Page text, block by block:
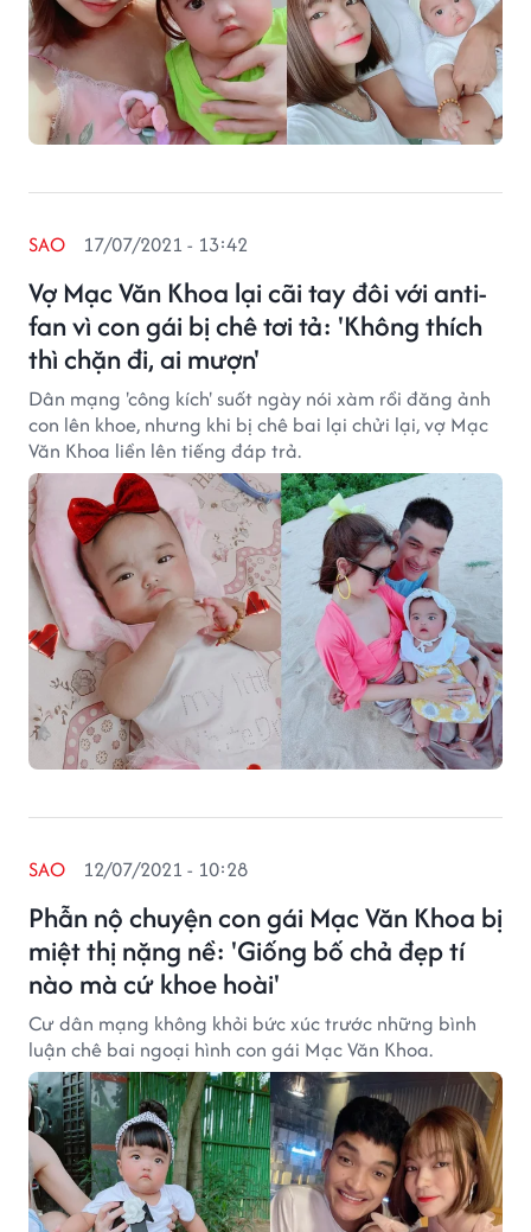
Vợ Mạc Văn Khoa lại cãi tay đôi với anti-
fan vì con gái bị chê tơi tả: 'Không thích
thì chặn đi, ai mượn'
SAO 17/07/2021 - 13:42
Dân mạng 'công kích' suốt ngày nói xàm rồi đăng ảnh
con lên khoe, nhưng khi bị chê bai lại chửi lại, vợ Mạc
Văn Khoa liền lên tiếng đáp trả.
Phẫn nộ chuyện con gái Mạc Văn Khoa bị
miệt thị nặng nề: 'Giống bố chả đẹp tí
nào mà cứ khoe hoài'
SAO 12/07/2021 - 10:28
Cư dân mạng không khỏi bức xúc trước những bình
luận chê bai ngoại hình con gái Mạc Văn Khoa.